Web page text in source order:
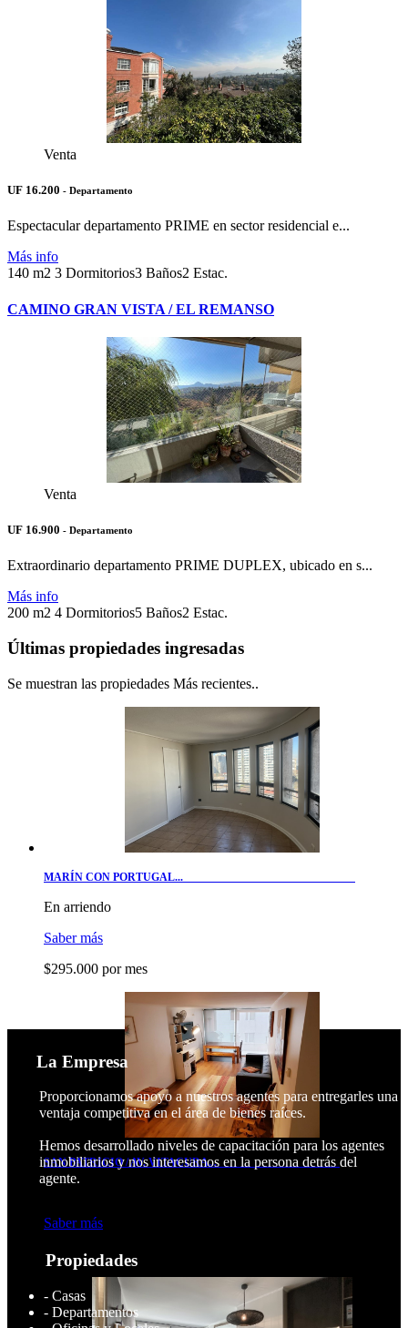
Venta
UF 16.200 - Departamento
Espectacular departamento PRIME en sector residencial e...
Más info
140 m2 3 Dormitorios3 Baños2 Estac.
CAMINO GRAN VISTA / EL REMANSO
Venta
UF 16.900 - Departamento
Extraordinario departamento PRIME DUPLEX, ubicado en s...
Más info
200 m2 4 Dormitorios5 Baños2 Estac.
Últimas propiedades ingresadas
Se muestran las propiedades Más recientes..
MARÍN CON PORTUGAL...
En arriendo
Saber más
$295.000 por mes
SAN PATRICIO / AV. VITACURA...
Saber más
$445.208.211
La Empresa
Proporcionamos apoyo a nuestros agentes para entregarles una
ventaja competitiva en el área de bienes raíces.
Hemos desarrollado niveles de capacitación para los agentes
inmobiliarios y nos interesamos en la persona detrás del
agente.
Propiedades
- Casas
- Departamentos